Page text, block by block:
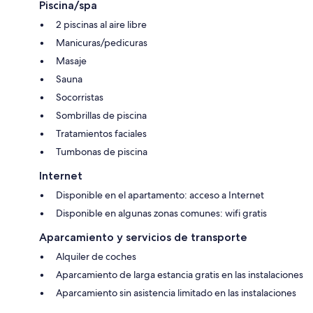
Piscina/spa
2 piscinas al aire libre
Manicuras/pedicuras
Masaje
Sauna
Socorristas
Sombrillas de piscina
Tratamientos faciales
Tumbonas de piscina
Internet
Disponible en el apartamento: acceso a Internet
Disponible en algunas zonas comunes: wifi gratis
Aparcamiento y servicios de transporte
Alquiler de coches
Aparcamiento de larga estancia gratis en las instalaciones
Aparcamiento sin asistencia limitado en las instalaciones